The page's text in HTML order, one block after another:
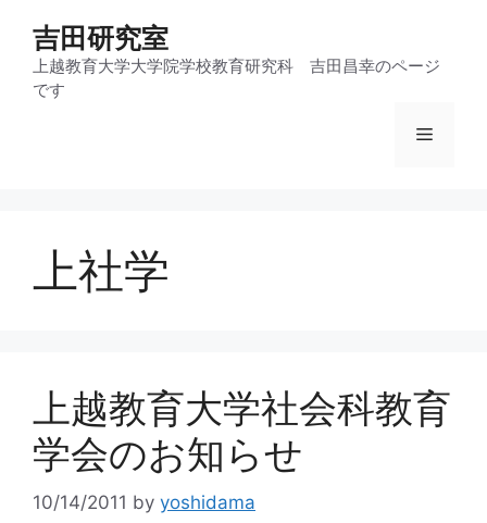
吉田研究室
上越教育大学大学院学校教育研究科 吉田昌幸のページ
です
メ
上社学
上越教育大学社会科教育
学会のお知らせ
10/14/2011 by yoshidama